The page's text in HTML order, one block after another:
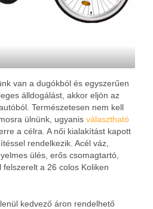
van a dugókból és egyszerűen
álldogálást, akkor eljön az
Természetesen nem kell
ülnünk, ugyanis választható
a célra. A női kialakítást kapott
rendelkezik. Acél váz,
ülés, erős csomagtartó,
a 26 colos Koliken
kedvező áron rendelhető